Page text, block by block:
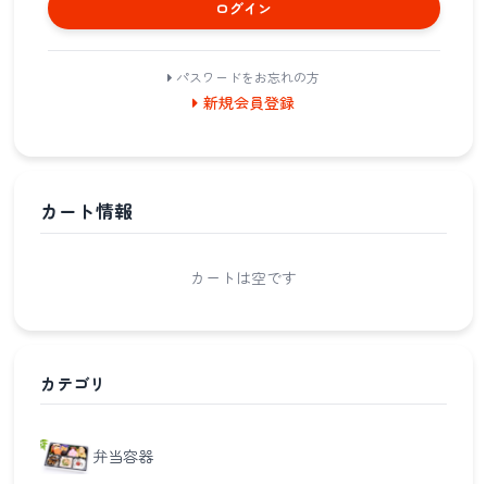
ログイン
パスワードをお忘れの方
新規会員登録
カート情報
カートは空です
カテゴリ
弁当容器